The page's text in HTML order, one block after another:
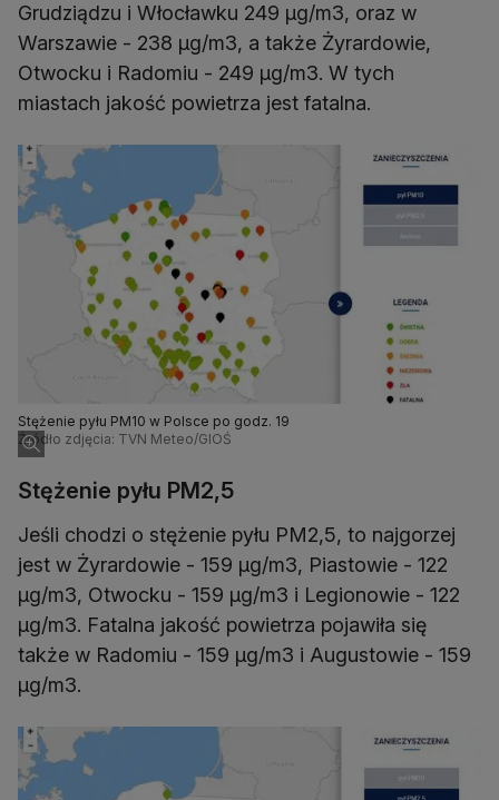
Grudziądzu i Włocławku 249 µg/m3, oraz w
Warszawie - 238 µg/m3, a także Żyrardowie,
Otwocku i Radomiu - 249 µg/m3. W tych
miastach jakość powietrza jest fatalna.
Stężenie pyłu PM10 w Polsce po godz. 19
Źródło zdjęcia: TVN Meteo/GIOŚ
Stężenie pyłu PM2,5
Jeśli chodzi o stężenie pyłu PM2,5, to najgorzej
jest w Żyrardowie - 159 µg/m3, Piastowie - 122
µg/m3, Otwocku - 159 µg/m3 i Legionowie - 122
µg/m3. Fatalna jakość powietrza pojawiła się
także w Radomiu - 159 µg/m3 i Augustowie - 159
µg/m3.